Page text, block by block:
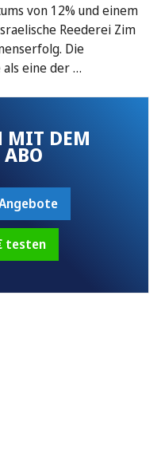
von 12% und einem
Reederei Zim
Die
eine der …
MIT DEM
testen